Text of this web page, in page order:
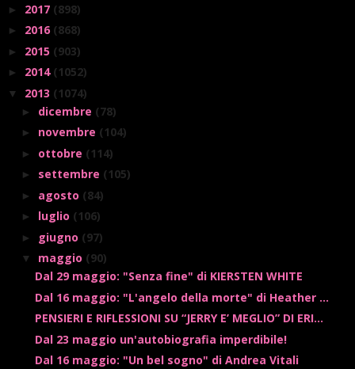
► 2017 (898)
► 2016 (868)
► 2015 (903)
► 2014 (1052)
▼ 2013 (1074)
► dicembre (78)
► novembre (104)
► ottobre (114)
► settembre (105)
► agosto (84)
► luglio (106)
► giugno (97)
▼ maggio (90)
Dal 29 maggio: "Senza fine" di KIERSTEN WHITE
Dal 16 maggio: "L'angelo della morte" di Heather ...
PENSIERI E RIFLESSIONI SU “JERRY E’ MEGLIO” DI ERI...
Dal 23 maggio un'autobiografia imperdibile!
Dal 16 maggio: "Un bel sogno" di Andrea Vitali